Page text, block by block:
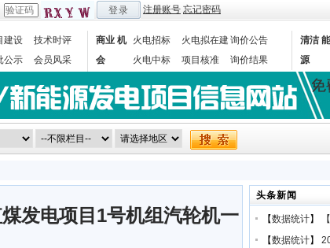
登录 注册账号 忘记密码
建设
技术时评
公示 会员风采
商业 机
会
火电招标 火电拟在建询价公告
火电中标
项目核准
询价结果
清洁 能
源
发电项目1号机组汽轮机一
头条新闻
【数据统计】
【数据统计】